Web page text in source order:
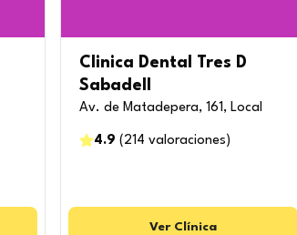
Clinica Dental Tres D
Sabadell
Av. de Matadepera, 161, Local
4.9 ( 214 valoraciones )
Ver Clínica